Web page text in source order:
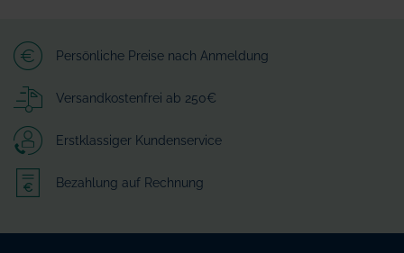
Persönliche Preise nach Anmeldung
Versandkostenfrei ab 250€
Erstklassiger Kundenservice
Bezahlung auf Rechnung